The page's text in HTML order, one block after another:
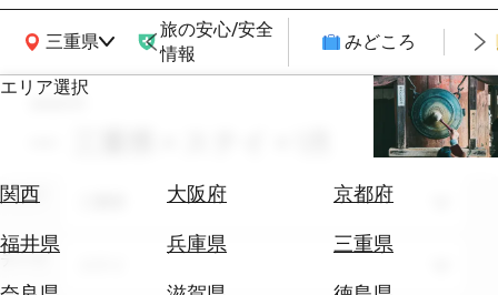
三重県
関西広域MAP
旅の安心/安全
情報
みどころ
エリア選択
関西 大阪府
京都府
福井県
兵庫県
三重県
エ
券
search
エリア
テーマ